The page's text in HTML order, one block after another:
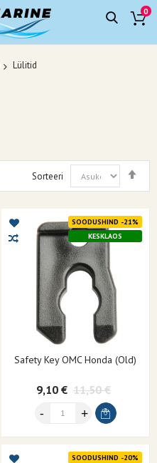
0
Lülitid
Sorteeri
SOODUSHIND -21%
KESKLAOS
Safety Key OMC Honda (old)
9,10 € 11,50 €
SOODUSHIND -20%